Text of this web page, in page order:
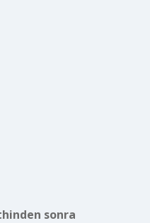
sonra